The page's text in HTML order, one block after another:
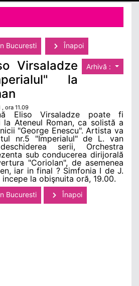
Bucuresti Înapoi
Arhivă :
Virsaladze
la
ora 11.09
Eliso Virsaladze poate fi
Ateneul Roman, ca solistă a
"George Enescu". Artista va
nr.5 "Imperialul" de L. van
serii, Orchestra
sub conducerea dirijorală
"Coriolan", de asemenea
iar in final ? Simfonia I de J.
la obişnuita oră, 19.00.
Bucuresti Înapoi